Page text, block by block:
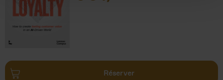
Réserver